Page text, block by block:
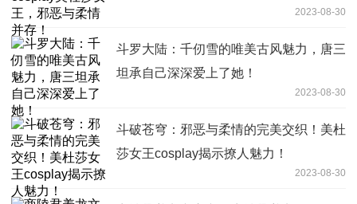
2023-08-30
斗罗大陆：千仞雪的唯美古风魅力，唐三
坦承自己深深爱上了她！
2023-08-30
斗破苍穹：邪恶与柔情的完美交织！美杜
莎女王cosplay揭示撩人魅力！
2023-08-30